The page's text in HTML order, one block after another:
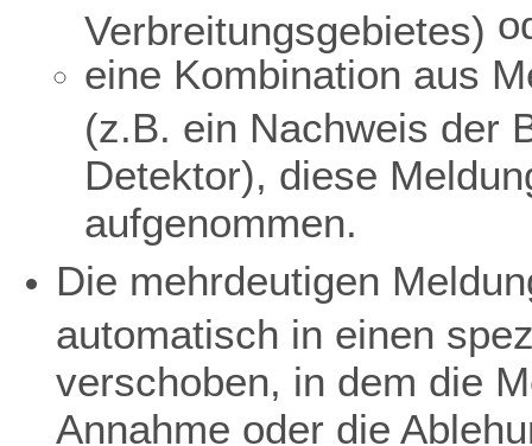
Verbreitungsgebietes)
eine Kombination aus
(z.B. ein Nachweis der
Detektor), diese
aufgenommen.
Die mehrdeutigen
automatisch in einen
verschoben, in dem die
Annahme oder die